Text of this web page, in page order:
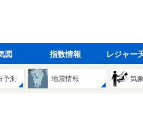
図 指数情報 レジャー
予測 地震情報 気